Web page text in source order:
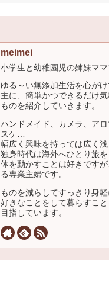
meimei
小学生と幼稚園児の姉妹ママ
ゆる～い無添加生活を心がけ
主に、簡単かつできるだけ
ものを紹介していきます。
ハンドメイド、カメラ、ア
スケ…
幅広く興味を持っては広く浅
独身時代は海外へひとり旅を
体を動かすことは好きです
る専業主婦です。
ものを減らしてすっきり身軽
好きなことをして暮らすこと
目指しています。